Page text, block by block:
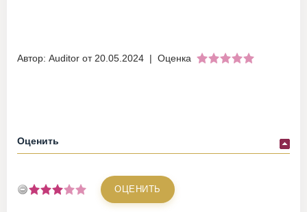
Автор: Auditor от 20.05.2024 | Оценка
Оценить